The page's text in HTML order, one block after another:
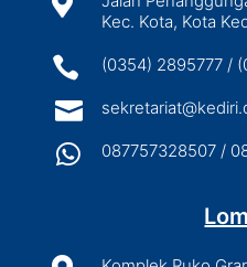
Kec. Kota, Kota
 (0354) 2895777 /

 087757328507 /